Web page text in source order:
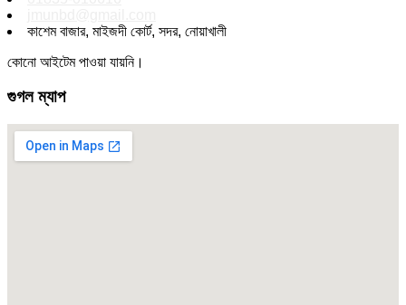
কাশেম বাজার, মাইজদী কোর্ট, সদর, নোয়াখালী
কোনো আইটেম পাওয়া যায়নি।
গুগল ম্যাপ